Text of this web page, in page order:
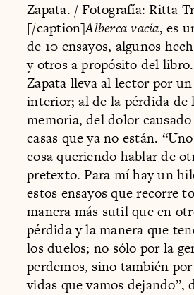
Zapata. / Fotografía: Ritta
[/caption]Alberca vacía, es
de 10 ensayos, algunos
y otros a propósito del
Zapata lleva al lector por
interior; al de la pérdida de
memoria, del dolor
casas que ya no están.
cosa queriendo hablar de
pretexto. Para mí hay un
estos ensayos que recorre
manera más sutil que en
pérdida y la manera que
los duelos; no sólo por la
perdemos, sino también
vidas que vamos dejando”,